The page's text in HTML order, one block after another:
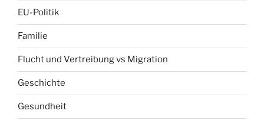
EU-Politik
Familie
Flucht und Vertreibung vs Migration
Geschichte
Gesundheit